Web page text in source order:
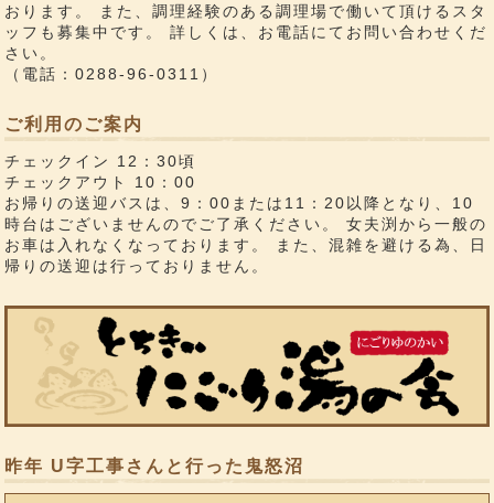
おります。 また、調理経験のある調理場で働いて頂けるスタ
ッフも募集中です。 詳しくは、お電話にてお問い合わせくだ
さい。
（電話：0288-96-0311）
ご利用のご案内
チェックイン 12：30頃
チェックアウト 10：00
お帰りの送迎バスは、9：00または11：20以降となり、10
時台はございませんのでご了承ください。 女夫渕から一般の
お車は入れなくなっております。 また、混雑を避ける為、日
帰りの送迎は行っておりません。
昨年 U字工事さんと行った鬼怒沼